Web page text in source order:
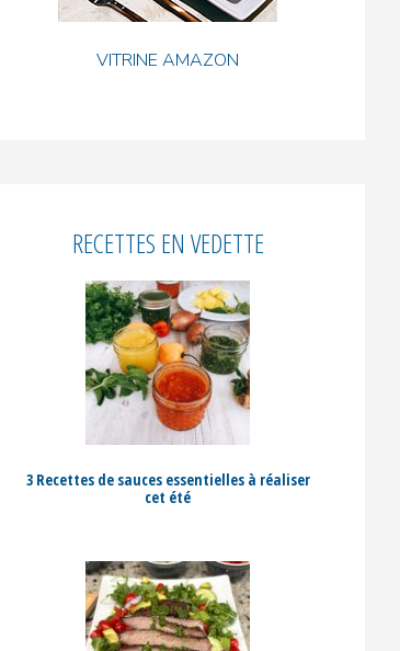
VITRINE AMAZON
RECETTES EN VEDETTE
3 Recettes de sauces essentielles à réaliser
cet été